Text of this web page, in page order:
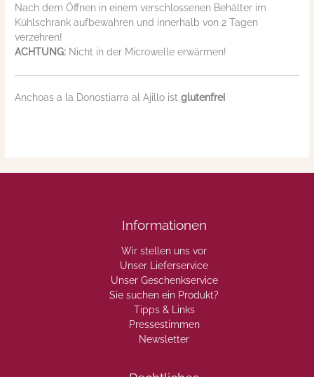
Nach dem Öffnen in einem verschlossenen Behälter im
Kühlschrank aufbewahren und innerhalb von 2 Tagen
verzehren!
ACHTUNG: Nicht in der Microwelle erwärmen!
Anchoas a la Donostiarra al Ajillo istglutenfrei
Informationen
Wir stellen uns vor
Unser Lieferservice
Unser Geschenkservice
Sie suchen ein Produkt?
Tipps & Links
Pressestimmen
Newsletter